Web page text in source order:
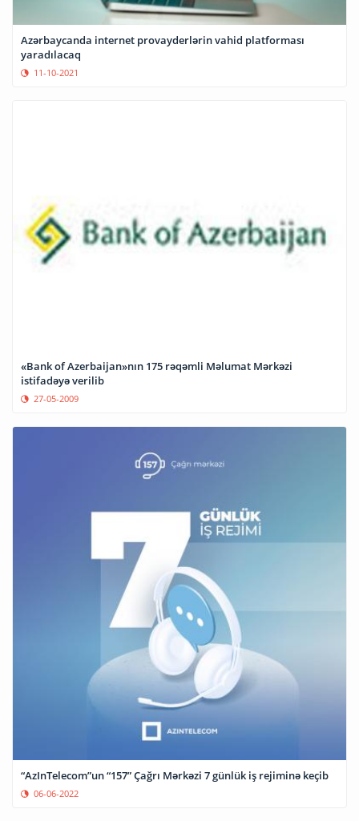
Azərbaycanda internet provayderlərin vahid platforması
yaradılacaq
11-10-2021
«Bank of Azerbaijan»nın 175 rəqəmli Məlumat Mərkəzi
istifadəyə verilib
27-05-2009
“AzInTelecom”un “157” Çağrı Mərkəzi 7 günlük iş rejiminə keçib
06-06-2022